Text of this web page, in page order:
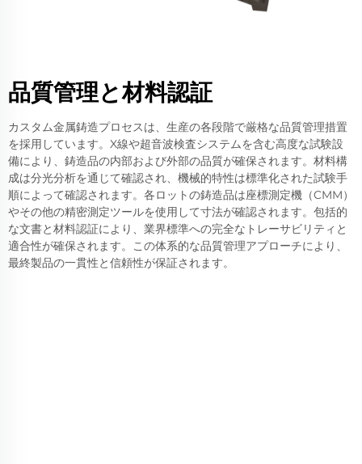
品質管理と材料認証
カスタム金属鋳造プロセスは、生産の各段階で厳格な品質管理措置
を採用しています。X線や超音波検査システムを含む高度な試験設
備により、鋳造品の内部および外部の品質が確保されます。材料構
成は分光分析を通じて確認され、機械的特性は標準化された試験手
順によって確認されます。各ロットの鋳造品は座標測定機（CMM）
やその他の精密測定ツールを使用して寸法が確認されます。包括的
な文書と材料認証により、業界標準への完全なトレーサビリティと
適合性が確保されます。この体系的な品質管理アプローチにより、
最終製品の一貫性と信頼性が保証されます。